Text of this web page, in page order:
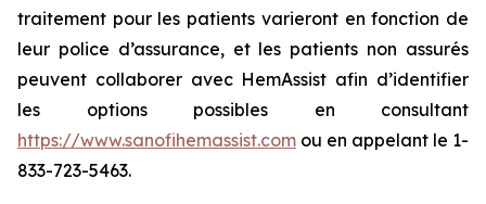
traitement pour les patients varieront en fonction de
leur police d’assurance, et les patients non assurés
peuvent collaborer avec HemAssist afin d’identifier
les options possibles en consultant
https://www.sanofihemassist.com ou en appelant le 1-
833-723-5463.